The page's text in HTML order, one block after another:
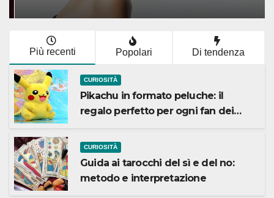
Più recenti Popolari Di tendenza
CURIOSITÀ
Pikachu in formato peluche: il
regalo perfetto per ogni fan dei
CURIOSITÀ
Guida ai tarocchi del sì e del no:
metodo e interpretazione